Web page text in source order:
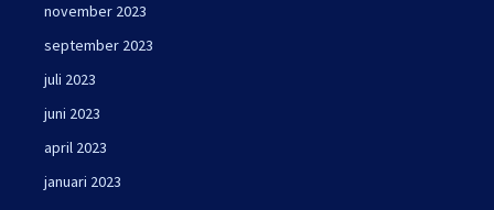
november 2023
september 2023
juli 2023
juni 2023
april 2023
januari 2023